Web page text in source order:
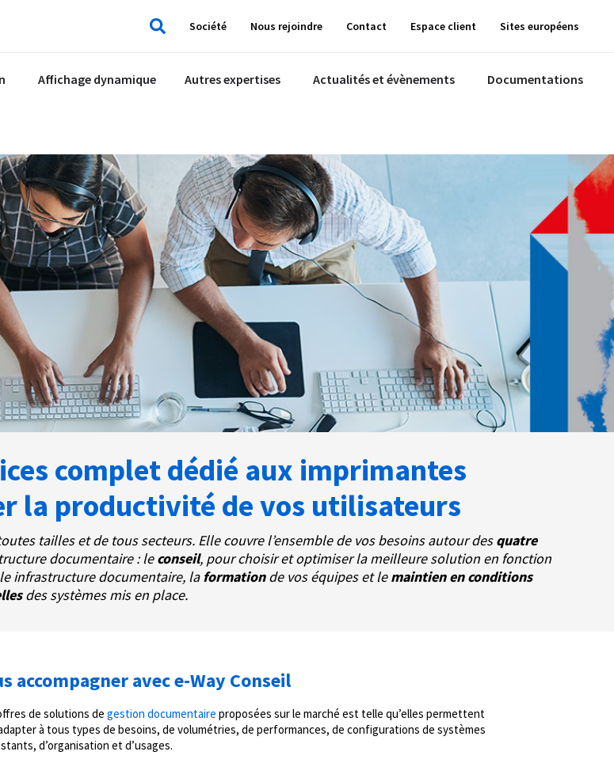
Société Nous rejoindre Contact Espace client Sites européens
Affichage dynamique Autres expertises Actualités et évènements Documentations
complet dédié aux imprimantes
la productivité de vos utilisateurs
tailles et de tous secteurs. Elle couvre l’ensemble de vos besoins autour desquatre
documentaire : leconseil, pour choisir et optimiser la meilleure solution en fonction
infrastructure documentaire, laformationde vos équipes et lemaintien en conditions
des systèmes mis en place.
accompagner avec e-Way Conseil
de solutions de gestion documentaire proposées sur le marché est telle qu’elles permettent
à tous types de besoins, de volumétries, de performances, de configurations de systèmes
d’organisation et d’usages.